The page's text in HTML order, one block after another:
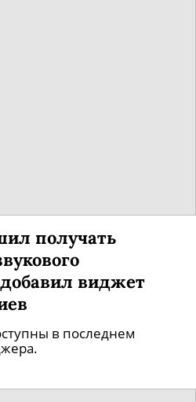
получать
виджет
в последнем